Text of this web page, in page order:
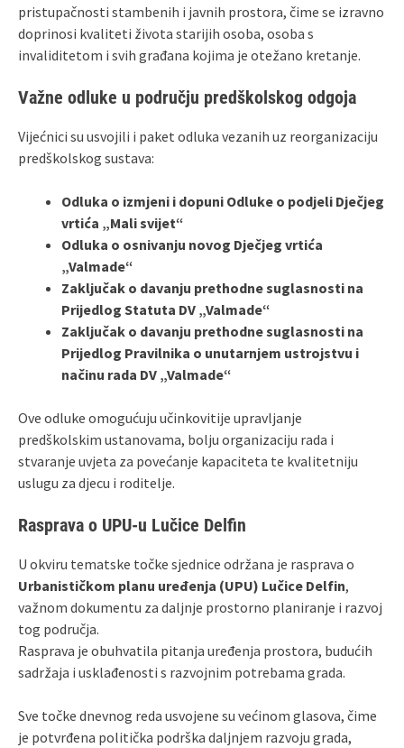
pristupačnosti stambenih i javnih prostora, čime se izravno
doprinosi kvaliteti života starijih osoba, osoba s
invaliditetom i svih građana kojima je otežano kretanje.
Važne odluke u području predškolskog odgoja
Vijećnici su usvojili i paket odluka vezanih uz reorganizaciju
predškolskog sustava:
Odluka o izmjeni i dopuni Odluke o podjeli Dječjeg
vrtića „Mali svijet“
Odluka o osnivanju novog Dječjeg vrtića
„Valmade“
Zaključak o davanju prethodne suglasnosti na
Prijedlog Statuta DV „Valmade“
Zaključak o davanju prethodne suglasnosti na
Prijedlog Pravilnika o unutarnjem ustrojstvu i
načinu rada DV „Valmade“
Ove odluke omogućuju učinkovitije upravljanje
predškolskim ustanovama, bolju organizaciju rada i
stvaranje uvjeta za povećanje kapaciteta te kvalitetniju
uslugu za djecu i roditelje.
Rasprava o UPU-u Lučice Delfin
U okviru tematske točke sjednice održana je rasprava o
Urbanističkom planu uređenja (UPU) Lučice Delfin,
važnom dokumentu za daljnje prostorno planiranje i razvoj
tog područja.
Rasprava je obuhvatila pitanja uređenja prostora, budućih
sadržaja i usklađenosti s razvojnim potrebama grada.
Sve točke dnevnog reda usvojene su većinom glasova, čime
je potvrđena politička podrška daljnjem razvoju grada,